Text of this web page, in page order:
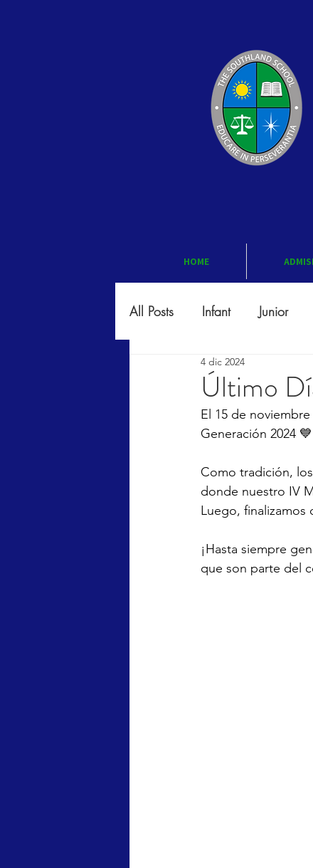
HOME
All Posts Infant Junior
Último
4 dic 2024
El 15 de
Generación 2024 💙
Como tradición,
donde nuestro IV
Luego,
¡Hasta siempre
que son parte del